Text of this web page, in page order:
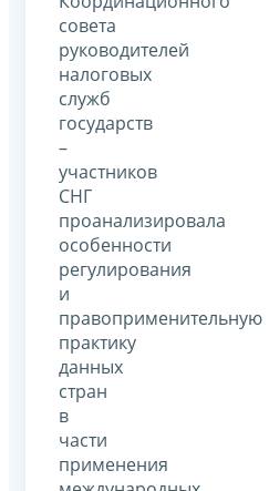
совета
руководителей
налоговых
служб
государств
–
участников
СНГ
проанализировала
особенности
регулирования
и
правоприменительную
практику
данных
стран
в
части
применения